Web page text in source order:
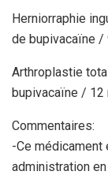
Herniorraphie
de bupivacaïne /
Arthroplastie
bupivacaïne / 12
Commentaires:
-Ce médicament
administration